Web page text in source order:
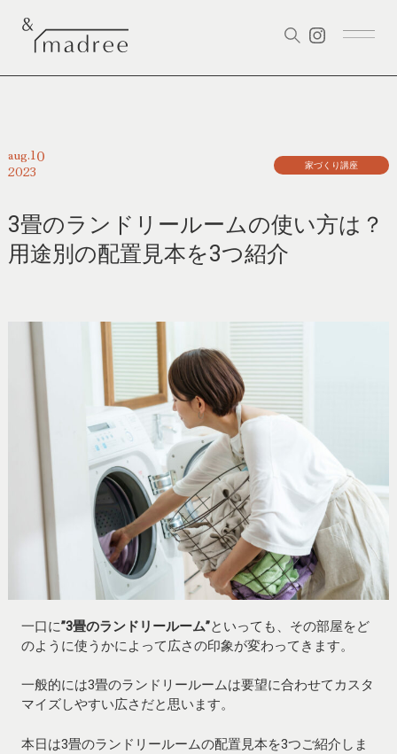
aug. 10
2023 家づくり講座
3畳のランドリールームの使い方は？
用途別の配置見本を3つ紹介
一口に”3畳のランドリールーム”といっても、その部屋をど
のように使うかによって広さの印象が変わってきます。
一般的には3畳のランドリールームは要望に合わせてカスタ
マイズしやすい広さだと思います。
本日は3畳のランドリールームの配置見本を3つご紹介しま